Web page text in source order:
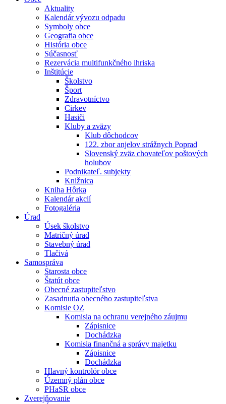
Aktuality
Kalendár vývozu odpadu
Symboly obce
Geografia obce
História obce
Súčasnosť
Rezervácia multifunkčného ihriska
Inštitúcie
Školstvo
Šport
Zdravotníctvo
Cirkev
Hasiči
Kluby a zväzy
Klub dôchodcov
122. zbor anjelov strážnych Poprad
Slovenský zväz chovateľov poštových
holubov
Podnikateľ. subjekty
Knižnica
Kniha Hôrka
Kalendár akcií
Fotogaléria
Úrad
Úsek školstvo
Matričný úrad
Stavebný úrad
Tlačivá
Samospráva
Starosta obce
Štatút obce
Obecné zastupiteľstvo
Zasadnutia obecného zastupiteľstva
Komisie OZ
Komisia na ochranu verejného záujmu
Zápisnice
Dochádzka
Komisia finančná a správy majetku
Zápisnice
Dochádzka
Hlavný kontrolór obce
Územný plán obce
PHaSR obce
Zverejňovanie